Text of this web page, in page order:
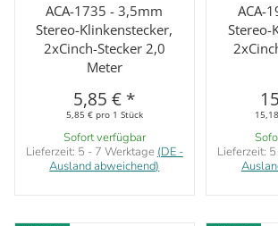
ACA-1735 - 3,5mm
Stereo-Klinkenstecker,
2xCinch-Stecker 2,0
Meter
5,85 € *
5,85 € pro 1 Stück
Sofort verfügbar
Lieferzeit: 5 - 7 Werktage (DE -
Ausland abweichend)
ACA-
Stereo-
Lieferzeit: